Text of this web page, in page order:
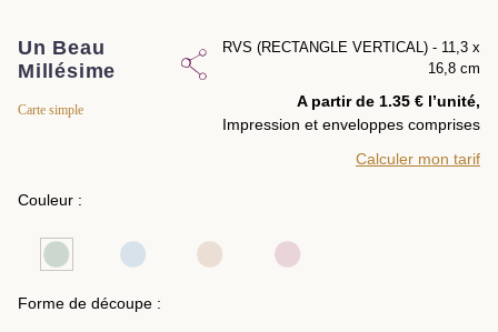
Un Beau
Millésime
Carte simple
RVS (RECTANGLE VERTICAL) - 11,3 x
16,8 cm
A partir de 1.35 € l’unité,
Impression et enveloppes comprises
Calculer mon tarif
Couleur :
Forme de découpe :